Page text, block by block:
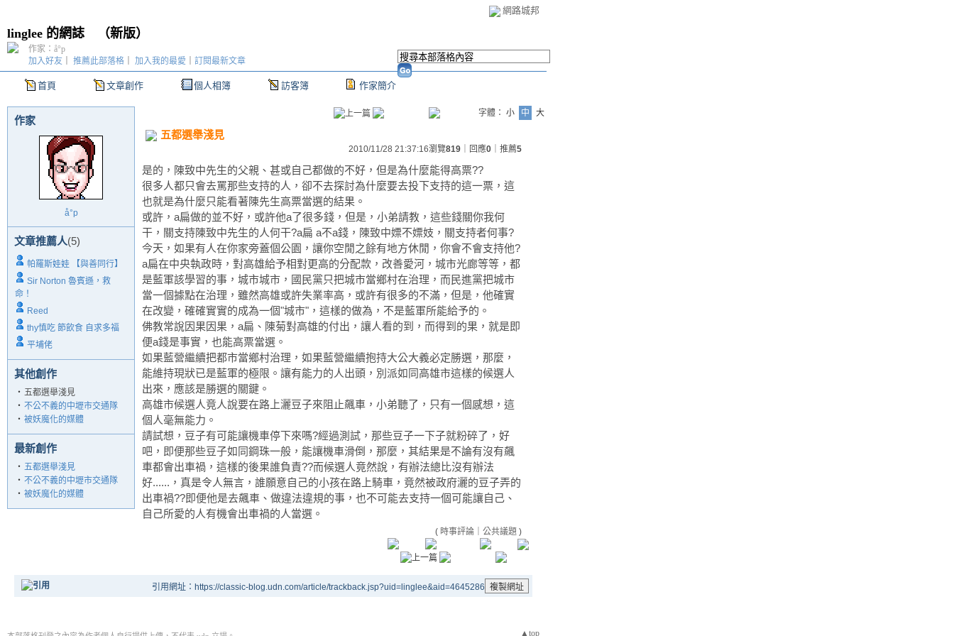
網路城邦
linglee 的網誌 （新版）
首頁 文章創作 個人相簿 訪客簿 作家簡介
加入好友 推薦此部落格 加入我的最愛 訂閱最新文章
作家：å°p
作家
å°p
文章推薦人(5)
帕羅斯娃娃 【與善同行】
Sir Norton 魯賓遜，救
命！
Reed
thy慎吃 節飲食 自求多福
平埔佬
其他創作
‧ 五都選舉淺見
‧ 不公不義的中壢市交通隊
‧ 被妖魔化的媒體
最新創作
‧ 五都選舉淺見
‧ 不公不義的中壢市交通隊
‧ 被妖魔化的媒體
字體： 小 中 大
五都選舉淺見
2010/11/28 21:37:16瀏覽819 ｜回應0 ｜推薦5
是的，陳致中先生的父親、甚或自己都做的不好，但是為什麼能得高票??
很多人都只會去罵那些支持的人，卻不去探討為什麼要去投下支持的這一票，這
也就是為什麼只能看著陳先生高票當選的結果。
或許，a扁做的並不好，或許他a了很多錢，但是，小弟請教，這些錢關你我何
干，關支持陳致中先生的人何干?a扁 a不a錢，陳致中嫖不嫖妓，關支持者何事?
今天，如果有人在你家旁蓋個公園，讓你空閒之餘有地方休閒，你會不會支持他?
a扁在中央執政時，對高雄給予相對更高的分配款，改善愛河，城市光廊等等，都
是藍軍該學習的事，城市城市，國民黨只把城市當鄉村在治理，而民進黨把城市
當一個據點在治理，雖然高雄或許失業率高，或許有很多的不滿，但是，他確實
在改變，確確實實的成為一個"城市"，這樣的做為，不是藍軍所能給予的。
佛教常說因果因果，a扁、陳菊對高雄的付出，讓人看的到，而得到的果，就是即
便a錢是事實，也能高票當選。
如果藍營繼續把都市當鄉村治理，如果藍營繼續抱持大公大義必定勝選，那麼，
能維持現狀已是藍軍的極限。讓有能力的人出頭，別派如同高雄市這樣的候選人
出來，應該是勝選的關鍵。
高雄市候選人竟人說要在路上灑豆子來阻止飆車，小弟聽了，只有一個感想，這
個人毫無能力。
請試想，豆子有可能讓機車停下來嗎?經過測試，那些豆子一下子就粉碎了，好
吧，即便那些豆子如同鋼珠一般，能讓機車滑倒，那麼，其結果是不論有沒有飆
車都會出車禍，這樣的後果誰負責??而候選人竟然說，有辦法總比沒有辦法
好......，真是令人無言，誰願意自己的小孩在路上騎車，竟然被政府灑的豆子弄的
出車禍??即便他是去飆車、做違法違規的事，也不可能去支持一個可能讓自己、
自己所愛的人有機會出車禍的人當選。
( 時事評論 公共議題 )
引用網址：https://classic-blog.udn.com/article/trackback.jsp?uid=linglee&aid=4645286
▲top